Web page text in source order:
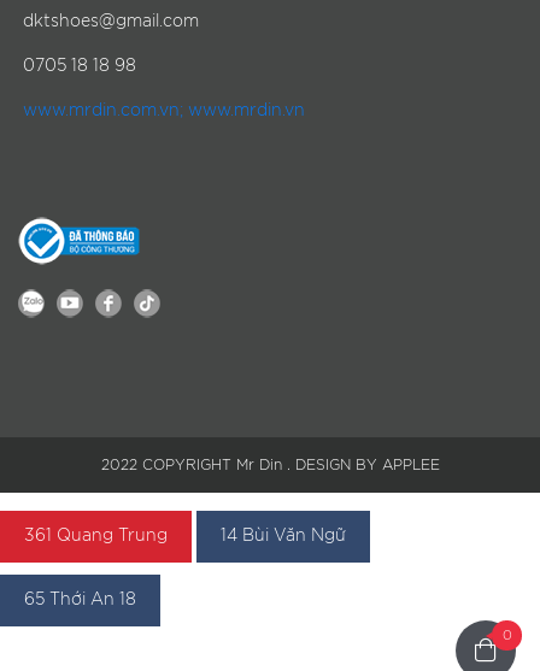
dktshoes@gmail.com
0705 18 18 98
www.mrdin.com.vn; www.mrdin.vn
2022 COPYRIGHT Mr Din . DESIGN BY APPLEE
0
361 Quang Trung 14 Bùi Văn Ngữ
65 Thới An 18